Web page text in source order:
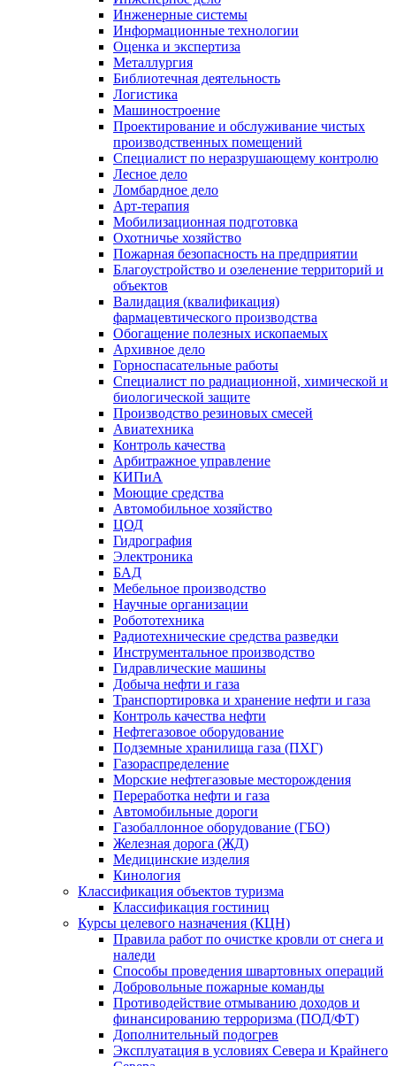
Инженерные системы
Информационные технологии
Оценка и экспертиза
Металлургия
Библиотечная деятельность
Логистика
Машиностроение
Проектирование и обслуживание чистых
производственных помещений
Специалист по неразрушающему контролю
Лесное дело
Ломбардное дело
Арт-терапия
Мобилизационная подготовка
Охотничье хозяйство
Пожарная безопасность на предприятии
Благоустройство и озеленение территорий и
объектов
Валидация (квалификация)
фармацевтического производства
Обогащение полезных ископаемых
Архивное дело
Горноспасательные работы
Специалист по радиационной, химической и
биологической защите
Производство резиновых смесей
Авиатехника
Контроль качества
Арбитражное управление
КИПиА
Моющие средства
Автомобильное хозяйство
ЦОД
Гидрография
Электроника
БАД
Мебельное производство
Научные организации
Робототехника
Радиотехнические средства разведки
Инструментальное производство
Гидравлические машины
Добыча нефти и газа
Транспортировка и хранение нефти и газа
Контроль качества нефти
Нефтегазовое оборудование
Подземные хранилища газа (ПХГ)
Газораспределение
Морские нефтегазовые месторождения
Переработка нефти и газа
Автомобильные дороги
Газобаллонное оборудование (ГБО)
Железная дорога (ЖД)
Медицинские изделия
Кинология
Классификация объектов туризма
Классификация гостиниц
Курсы целевого назначения (КЦН)
Правила работ по очистке кровли от снега и
наледи
Способы проведения швартовных операций
Добровольные пожарные команды
Противодействие отмыванию доходов и
финансированию терроризма (ПОД/ФТ)
Дополнительный подогрев
Эксплуатация в условиях Севера и Крайнего